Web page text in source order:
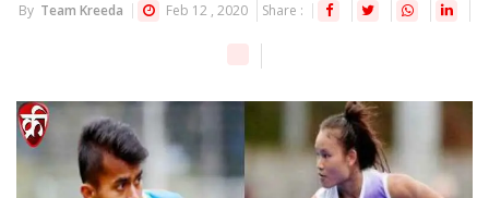
By Team Kreeda Feb 12 , 2020 Share :